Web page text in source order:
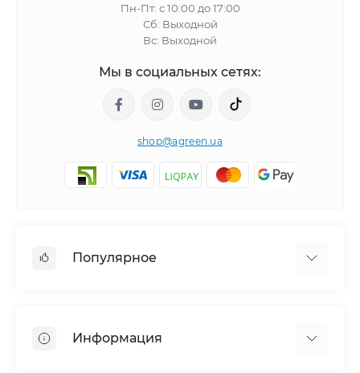
Пн-Пт: с 10:00 до 17:00
Сб: Выходной
Вс: Выходной
Мы в социальных сетях:
shop@agreen.ua
Популярное
Сетка шпалерная
Информация